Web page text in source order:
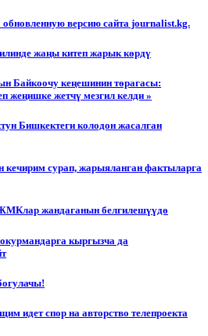
версию сайта journalist.kg.
жаңы китеп жарык көрдү
Байкоочу кеңешинин төрагасы:
жеңишке жетчү мезгил келди »
Бишкектеги колодон жасалган
кечирим сурап, жарыяланган фактыларга
жандаганын белгилешүүдө
кыргызча да
идет спор на авторство телепроекта